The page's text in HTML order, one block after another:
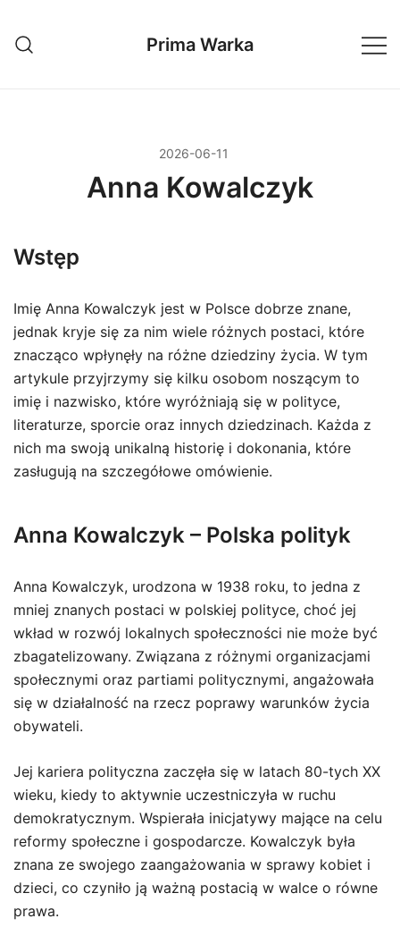
treści
Prima Warka
2026-06-11
Anna Kowalczyk
Wstęp
Imię Anna Kowalczyk jest w Polsce dobrze znane,
jednak kryje się za nim wiele różnych postaci, które
znacząco wpłynęły na różne dziedziny życia. W tym
artykule przyjrzymy się kilku osobom noszącym to
imię i nazwisko, które wyróżniają się w polityce,
literaturze, sporcie oraz innych dziedzinach. Każda z
nich ma swoją unikalną historię i dokonania, które
zasługują na szczegółowe omówienie.
Anna Kowalczyk – Polska polityk
Anna Kowalczyk, urodzona w 1938 roku, to jedna z
mniej znanych postaci w polskiej polityce, choć jej
wkład w rozwój lokalnych społeczności nie może być
zbagatelizowany. Związana z różnymi organizacjami
społecznymi oraz partiami politycznymi, angażowała
się w działalność na rzecz poprawy warunków życia
obywateli.
Jej kariera polityczna zaczęła się w latach 80-tych XX
wieku, kiedy to aktywnie uczestniczyła w ruchu
demokratycznym. Wspierała inicjatywy mające na celu
reformy społeczne i gospodarcze. Kowalczyk była
znana ze swojego zaangażowania w sprawy kobiet i
dzieci, co czyniło ją ważną postacią w walce o równe
prawa.